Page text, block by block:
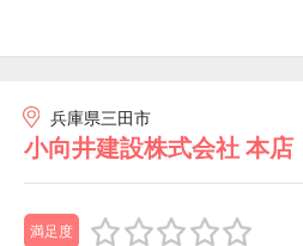
兵庫県三田市
小向井建設株式会社 本店
満足度